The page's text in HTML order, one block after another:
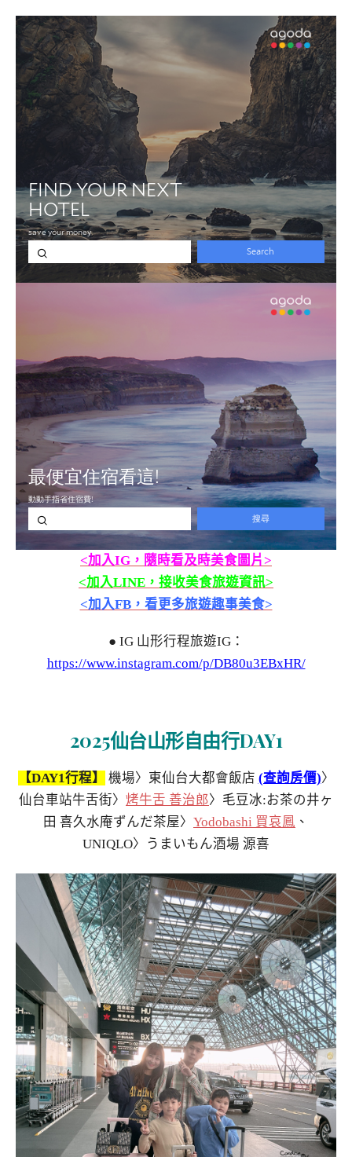
<加入IG，隨時看及時美食圖片>
<加入LINE，接收美食旅遊資訊>
<加入FB，看更多旅遊趣事美食>
● IG 山形行程旅遊IG：
https://www.instagram.com/p/DB80u3EBxHR/
2025仙台山形自由行DAY1
【DAY1行程】 機場〉東仙台大都會飯店 (查詢房價)〉
仙台車站牛舌街〉 烤牛舌 善治郎〉毛豆冰:お茶の井ヶ
田 喜久水庵ずんだ茶屋〉 Yodobashi 買哀鳳 、
UNIQLO〉うまいもん酒場 源喜